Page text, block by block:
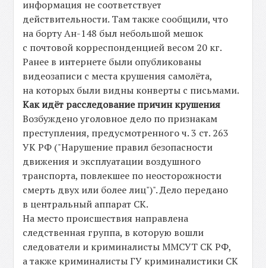
информация не соответствует
действительности. Там также сообщили, что
на борту Ан-148 был небольшой мешок
с почтовой корреспонденцией весом 20 кг.
Ранее в интернете были опубликованы
видеозаписи с места крушения самолёта,
на которых были видны конверты с письмами.
Как идёт расследование причин крушения
Возбуждено уголовное дело по признакам
преступления, предусмотренного ч. 3 ст. 263
УК РФ ("Нарушение правил безопасности
движения и эксплуатации воздушного
транспорта, повлекшее по неосторожности
смерть двух или более лиц")". Дело передано
в центральный аппарат СК.
На место происшествия направлена
следственная группа, в которую вошли
следователи и криминалисты ММСУТ СК РФ,
а также криминалисты ГУ криминалистики СК